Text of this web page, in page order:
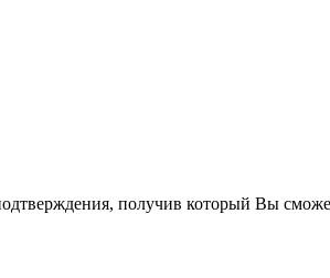
получив который Вы